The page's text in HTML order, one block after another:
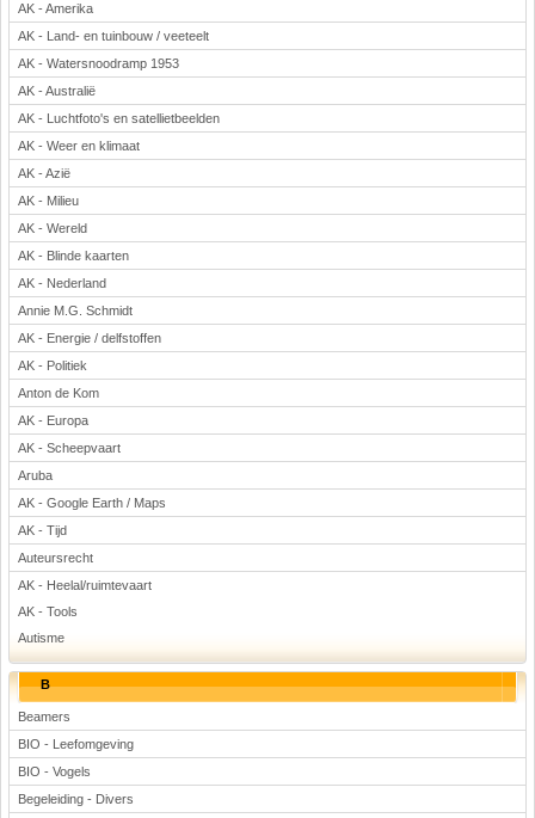
Techniek
Verkeer
Wiskunde
Onderwerpen
Apps en tablets
Collecties digibord
Digiborden / touchscreens
Digibordtools
Downloads basisonderwijs
Herfst
Kerstmis
Kinder-/Jeugdboeken
Lente
Onderbouw PO
Pasen
Voetbal
AK - Amerika
AK - Land- en tuinbouw / veeteelt
AK - Watersnoodramp 1953
AK - Australië
AK - Luchtfoto's en satellietbeelden
AK - Weer en klimaat
AK - Azië
AK - Milieu
AK - Wereld
AK - Blinde kaarten
AK - Nederland
Annie M.G. Schmidt
AK - Energie / delfstoffen
AK - Politiek
Anton de Kom
AK - Europa
AK - Scheepvaart
Aruba
AK - Google Earth / Maps
AK - Tijd
Auteursrecht
AK - Heelal/ruimtevaart
AK - Tools
Autisme
B
Beamers
BIO - Leefomgeving
BIO - Vogels
Begeleiding - Divers